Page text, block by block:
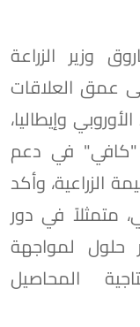
وزير الزراعة
عمق العلاقات
وإيطاليا،
"كافي" في دعم
الزراعية، وأكد
متمثلاً في دور
حلول لمواجهة
المحاصيل